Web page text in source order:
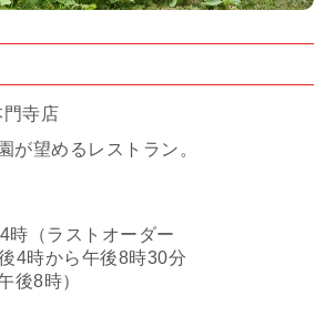
寺店
が望めるレストラン。
時（ラストオーダー
4時から午後8時30分
後8時）